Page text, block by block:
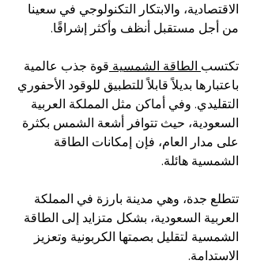
الاقتصادية، والابتكار التكنولوجي في سعينا
من أجل مستقبل أنظف وأكثر إشراقًا.
تكتسب الطاقة الشمسية قوة جذب عالمية
باعتبارها بديلاً قابلاً للتطبيق للوقود الأحفوري
التقليدي. وفي أماكن مثل المملكة العربية
السعودية، حيث تتوافر أشعة الشمس بكثرة
على مدار العام، فإن إمكانات الطاقة
الشمسية هائلة.
تتطلع جدة، وهي مدينة بارزة في المملكة
العربية السعودية، بشكل متزايد إلى الطاقة
الشمسية لتقليل بصمتها الكربونية وتعزيز
الاستدامة.